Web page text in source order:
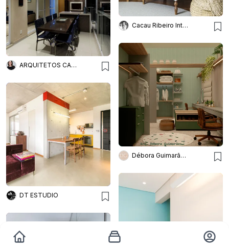
Cacau Ribeiro Interiores
ARQUITETOS CAROL ALGODOAL
Débora Guimarães Arquitetura de Interiores
DT ESTUDIO